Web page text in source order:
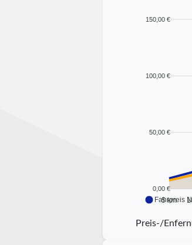
150,00 €
100,00 €
50,00 €
0,00 €
5 km
Fahrpreis
Preis-/